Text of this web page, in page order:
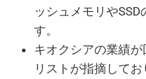
ッシュメモリや
す。
キオクシアの業績
リストが指摘して